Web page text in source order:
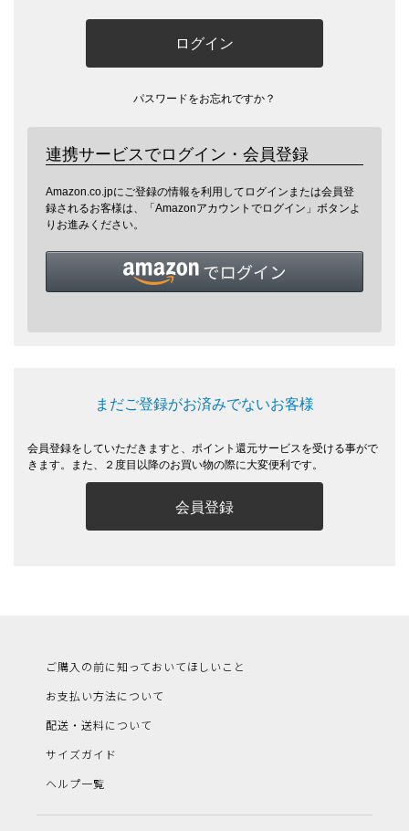
ログイン
パスワードをお忘れですか？
連携サービスでログイン・会員登録
Amazon.co.jpにご登録の情報を利用してログインまたは会員登
録されるお客様は、「Amazonアカウントでログイン」ボタンよ
りお進みください。
まだご登録がお済みでないお客様
会員登録をしていただきますと、ポイント還元サービスを受ける事がで
きます。また、２度目以降のお買い物の際に大変便利です。
会員登録
ご購入の前に知っておいてほしいこと
お支払い方法について
配送・送料について
サイズガイド
ヘルプ一覧